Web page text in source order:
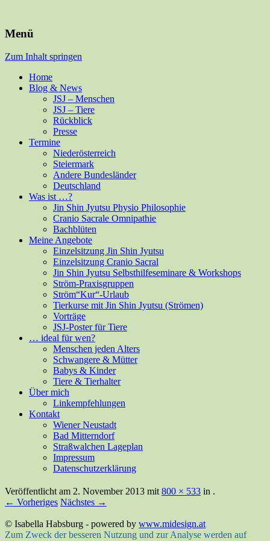
Isabella Habsburg
Menü
Zum Inhalt springen
Home
Blog & News
JSJ – Menschen
JSJ – Tiere
Rückblick
Presse
Termine
Niederösterreich
Steiermark
Andere Bundesländer
Deutschland
Was ist …?
Jin Shin Jyutsu Physio Philosophie
Cranio Sacrale Omnipathie
Bachblüten
Meine Angebote
Einzelsitzung Jin Shin Jyutsu
Einzelsitzung Cranio Sacral
Jin Shin Jyutsu Selbsthilfeseminare & Workshops
Ström-Praxisgruppen
Ström“Kur“-Urlaub
Tierkurse mit Jin Shin Jyutsu (Strömen)
Vorträge
JSJ-Poster für Tiere
… ideal für wen?
Menschen jeden Alters
Schwangere & Mütter
Babys & Kinder
Tiere & Tierhalter
Über mich
Linkempfehlungen
Kontakt
Wiener Neustadt
Bad Mitterndorf
Straßwalchen Lageplan
Impressum
Datenschutzerklärung
Veröffentlicht am 2. November 2013 mit 800 × 533 in .
← Vorheriges Nächstes →
© Isabella Habsburg - powered by www.midesign.at
Zum Zweck der besseren Nutzung und zur Analyse werden auf